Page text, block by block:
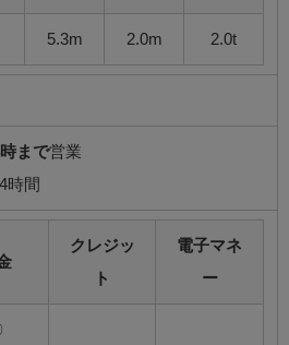
5.3m 2.0m 2.0t
まで営業
時間
クレジッ
ト
電子マネ
ー